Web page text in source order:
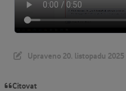
Upraveno 20. listopadu 2025
Citovat